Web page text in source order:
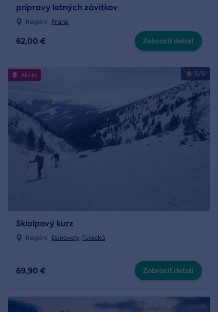
prípravy letných závitkov
Región: Praha
62,00 € Zobraziť detail
5/5
Akcia
Skialpový kurz
Región: Donovaly, Turecká
69,90 € Zobraziť detail